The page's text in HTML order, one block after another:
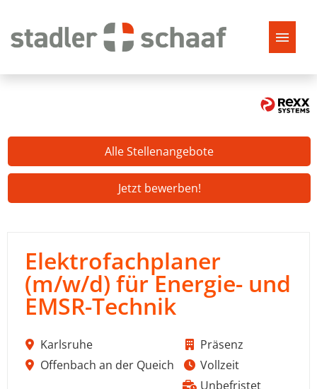
Alle Stellenangebote
Jetzt bewerben!
Elektrofachplaner
(m/w/d) für Energie- und
EMSR-Technik
Karlsruhe
Offenbach an der Queich
Präsenz
Vollzeit
Unbefristet